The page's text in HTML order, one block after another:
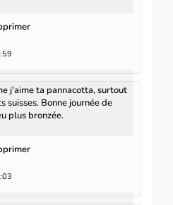
j'aime ta pannacotta, surtout
suisses. Bonne journée de
plus bronzée.